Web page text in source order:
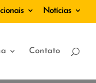
Notícias
Contato